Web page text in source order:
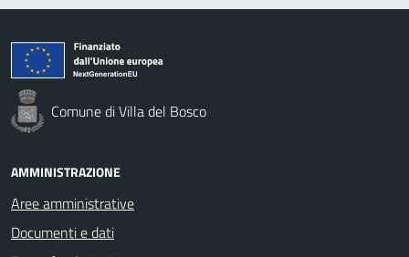
Comune di Villa del Bosco
AMMINISTRAZIONE
Aree amministrative
Documenti e dati